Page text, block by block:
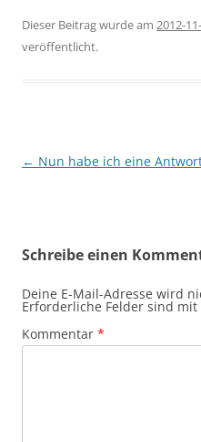
Dieser Beitrag wurde am 2012-
veröffentlicht.
Beitragsnavigation
← Nun habe ich eine
Schreibe einen
Deine E-Mail-Adresse wird
Erforderliche Felder sind mit
Kommentar *